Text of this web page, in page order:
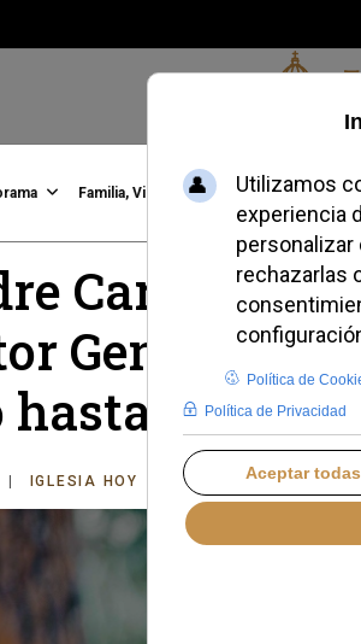
Familia, Vida, Identidad
Carlos
General de
2032
IGLESIA HOY MIÉRCOLES, 04